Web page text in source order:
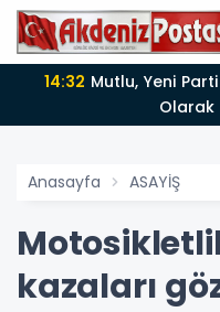
14:12Anamur'da Kasten öldürmeye teşebbüs şüphelisi
Anasayfa ASAYİŞ
kazaları